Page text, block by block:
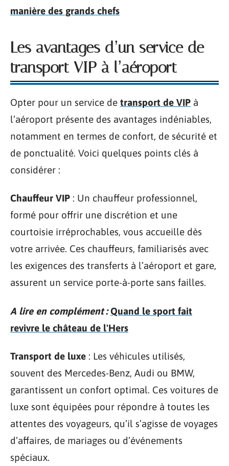
manière des grands chefs
Les avantages d’un service de
transport VIP à l’aéroport
Opter pour un service de transport de VIP à
l’aéroport présente des avantages indéniables,
notamment en termes de confort, de sécurité et
de ponctualité. Voici quelques points clés à
considérer :
Chauffeur VIP : Un chauffeur professionnel,
formé pour offrir une discrétion et une
courtoisie irréprochables, vous accueille dès
votre arrivée. Ces chauffeurs, familiarisés avec
les exigences des transferts à l’aéroport et gare,
assurent un service porte-à-porte sans failles.
A lire en complément : Quand le sport fait
revivre le château de l'Hers
Transport de luxe : Les véhicules utilisés,
souvent des Mercedes-Benz, Audi ou BMW,
garantissent un confort optimal. Ces voitures de
luxe sont équipées pour répondre à toutes les
attentes des voyageurs, qu’il s’agisse de voyages
d’affaires, de mariages ou d’événements
spéciaux.